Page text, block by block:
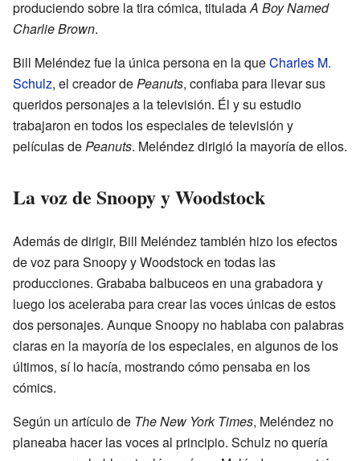
produciendo sobre la tira cómica, tituladaA Boy Named
Charlie Brown.
Bill Meléndez fue la única persona en la queCharles M.
Schulz, el creador dePeanuts, confiaba para llevar sus
queridos personajes a la televisión. Él y su estudio
trabajaron en todos los especiales de televisión y
películas dePeanuts. Meléndez dirigió la mayoría de ellos.
La voz de Snoopy y Woodstock
Además de dirigir, Bill Meléndez también hizo los efectos
de voz para Snoopy y Woodstock en todas las
producciones. Grababa balbuceos en una grabadora y
luego los aceleraba para crear las voces únicas de estos
dos personajes. Aunque Snoopy no hablaba con palabras
claras en la mayoría de los especiales, en algunos de los
últimos, sí lo hacía, mostrando cómo pensaba en los
cómics.
Según un artículo de The New York Times, Meléndez no
planeaba hacer las voces al principio. Schulz no quería